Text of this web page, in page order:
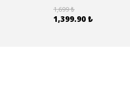
1,699 ₺
1,399.90 ₺